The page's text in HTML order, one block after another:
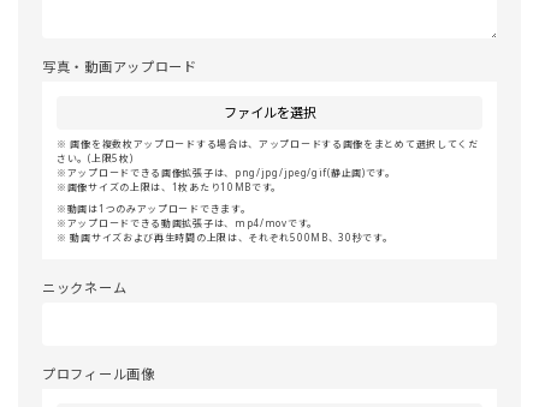
写真・動画アップロード
ファイルを選択
画像を複数枚アップロードする場合は、アップロードする画像をまとめて選択してくだ
さい。(上限5枚)
アップロードできる画像拡張子は、png/jpg/jpeg/gif(静止画)です。
画像サイズの上限は、1枚あたり10MBです。
動画は1つのみアップロードできます。
アップロードできる動画拡張子は、mp4/movです。
動画サイズおよび再生時間の上限は、それぞれ500MB、30秒です。
ニックネーム
プロフィール画像